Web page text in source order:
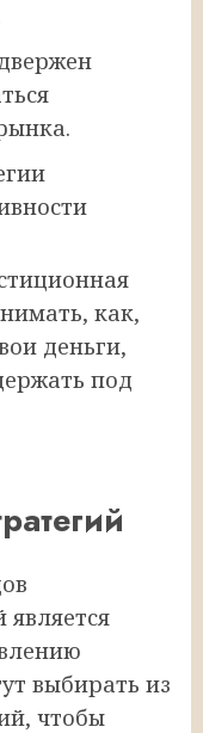
как,
деньги,
под
является
выбирать из
чтобы